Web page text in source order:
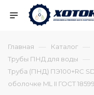
Главная — Каталог —
Трубы ПНД для воды —
Труба (ПНД) ПЭ100+RC
оболочке ML II ГОСТ 18599